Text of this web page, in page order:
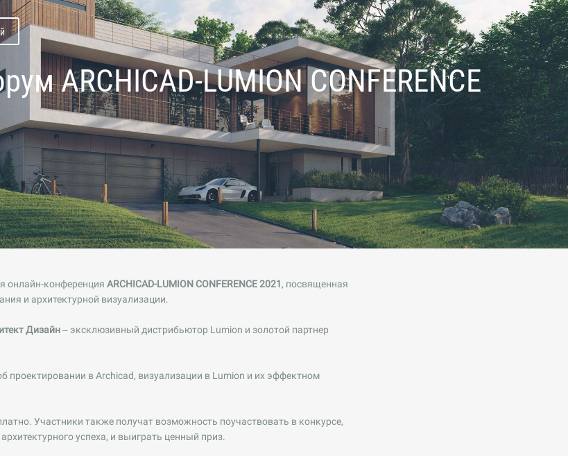
ARCHICAD-LUMION CONFERENCE
онлайн-конференция ARCHICAD-LUMION CONFERENCE 2021, посвященная
и архитектурной визуализации.
Дизайн– эксклюзивный дистрибьютор Lumion и золотой партнер
проектировании в Archicad, визуализации в Lumion и их эффектном
Участники также получат возможность поучаствовать в конкурсе,
успеха, и выиграть ценный приз.